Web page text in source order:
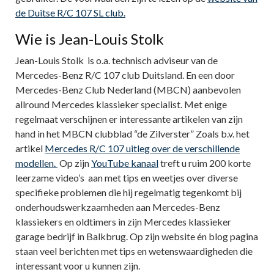
de Duitse R/C 107 SL club.
Wie is Jean-Louis Stolk
Jean-Louis Stolk is o.a. technisch adviseur van de
Mercedes-Benz R/C 107 club Duitsland. En een door
Mercedes-Benz Club Nederland (MBCN) aanbevolen
allround Mercedes klassieker specialist. Met enige
regelmaat verschijnen er interessante artikelen van zijn
hand in het MBCN clubblad “de Zilverster” Zoals b.v. het
artikel Mercedes R/C 107 uitleg over de verschillende
modellen. Op zijnYouTube kanaaltreft u ruim 200 korte
leerzame video’s aan met tips en weetjes over diverse
specifieke problemen die hij regelmatig tegenkomt bij
onderhoudswerkzaamheden aan Mercedes-Benz
klassiekers en oldtimers in zijn Mercedes klassieker
garage bedrijf in Balkbrug. Op zijn website én blog pagina
staan veel berichten met tips en wetenswaardigheden die
interessant voor u kunnen zijn.